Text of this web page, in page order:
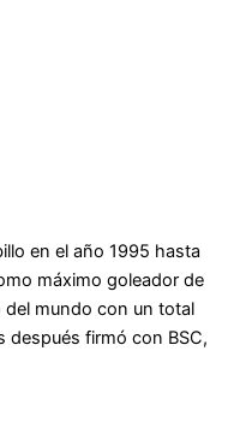
en el año 1995 hasta
máximo goleador de
del mundo con un total
firmó con BSC,